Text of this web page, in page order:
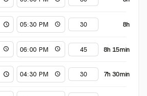
8h
8h 15min
7h 30min